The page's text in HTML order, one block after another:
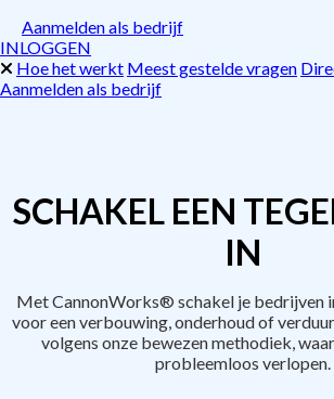
Aanmelden als bedrijf
INLOGGEN
Hoe het werkt Meest gestelde vragen
Aanmelden als bedrijf
SCHAKEL EEN
IN
Met CannonWorks® schakel je bedrijven
voor een verbouwing, onderhoud of
volgens onze bewezen methodiek,
probleemloos verlopen.